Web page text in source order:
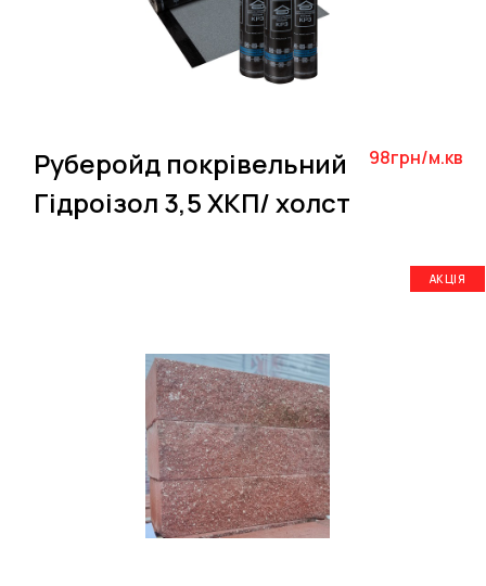
Руберойд покрівельний
Гідроізол 3,5 ХКП/ холст
98грн/м.кв
АКЦІЯ